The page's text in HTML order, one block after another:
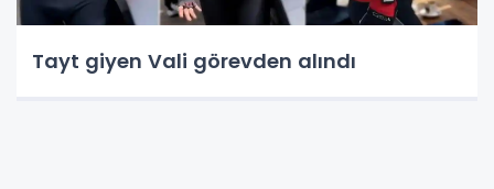
Tayt giyen Vali görevden alındı